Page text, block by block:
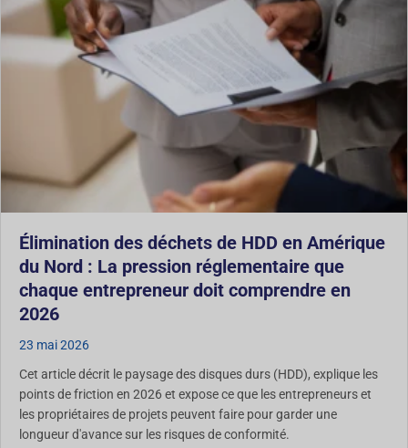
Élimination des déchets de HDD en Amérique
du Nord : La pression réglementaire que
chaque entrepreneur doit comprendre en
2026
23 mai 2026
Cet article décrit le paysage des disques durs (HDD), explique les
points de friction en 2026 et expose ce que les entrepreneurs et
les propriétaires de projets peuvent faire pour garder une
longueur d'avance sur les risques de conformité.